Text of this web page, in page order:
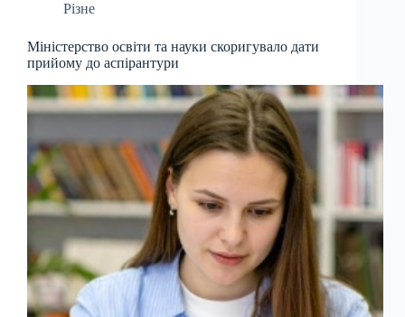
Різне
Міністерство освіти та науки скоригувало дати
прийому до аспірантури